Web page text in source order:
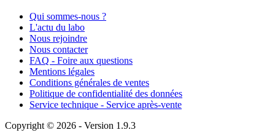
Qui sommes-nous ?
L'actu du labo
Nous rejoindre
Nous contacter
FAQ - Foire aux questions
Mentions légales
Conditions générales de ventes
Politique de confidentialité des données
Service technique - Service après-vente
Copyright © 2026 - Version 1.9.3